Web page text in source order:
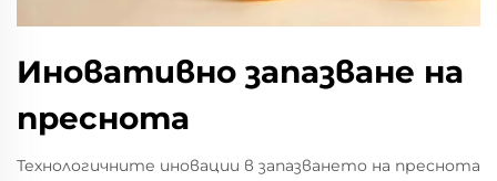
Иновативно запазване на
преснота
Технологичните иновации в запазването на преснота